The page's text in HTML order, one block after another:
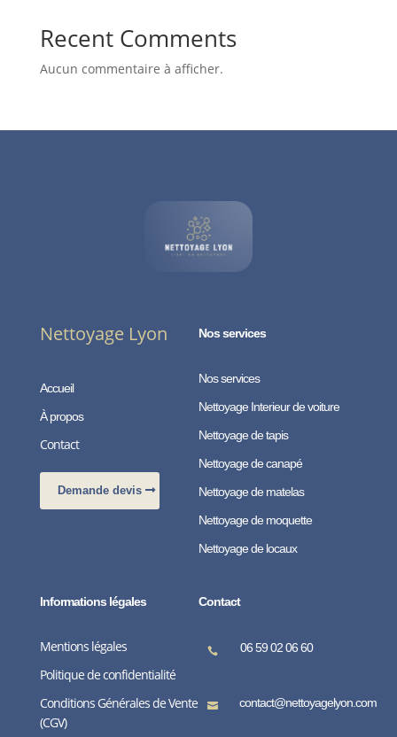
Recent Comments
Aucun commentaire à afficher.
Nettoyage Lyon
Accueil
À propos
Contact
Demande devis
Nos services
Nos services
Nettoyage Interieur de voiture
Nettoyage de tapis
Nettoyage de canapé
Nettoyage de matelas
Nettoyage de moquette
Nettoyage de locaux
Informations légales
Mentions légales
Politique de confidentialité
Conditions Générales de Vente
(CGV)
Contact
 06 59 02 06 60
 contact@nettoyagelyon.com